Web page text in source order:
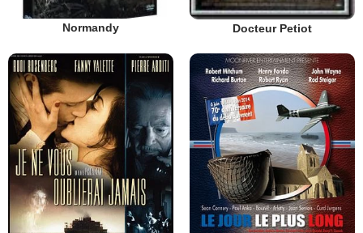
Normandy Docteur Petiot